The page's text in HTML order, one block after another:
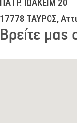
ΠΑΤΡ. ΙΩΑΚΕΙΜ 20
17778 ΤΑΥΡΟΣ,
Βρείτε μας